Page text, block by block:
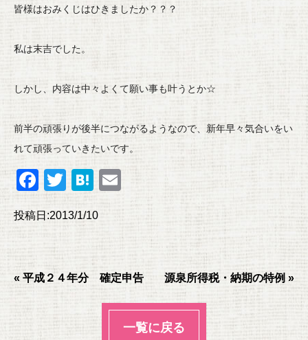
皆様はおみくじはひきましたか？？？
私は末吉でした。
しかし、内容は中々よくて願い事も叶うとか☆
前半の頑張りが後半につながるようなので、 新年早々気合いをい
れて頑張っていきたいです。
F
a
c
b
o
T
wi
tt
H
at
e
a
m
投稿日:2013/1/10
« 平成２４年分 確定申告 源泉所得税・納期の特例 »
一覧に戻る